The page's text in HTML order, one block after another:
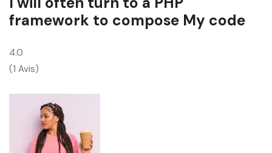
framework to compose My code
4.0
(1 Avis)